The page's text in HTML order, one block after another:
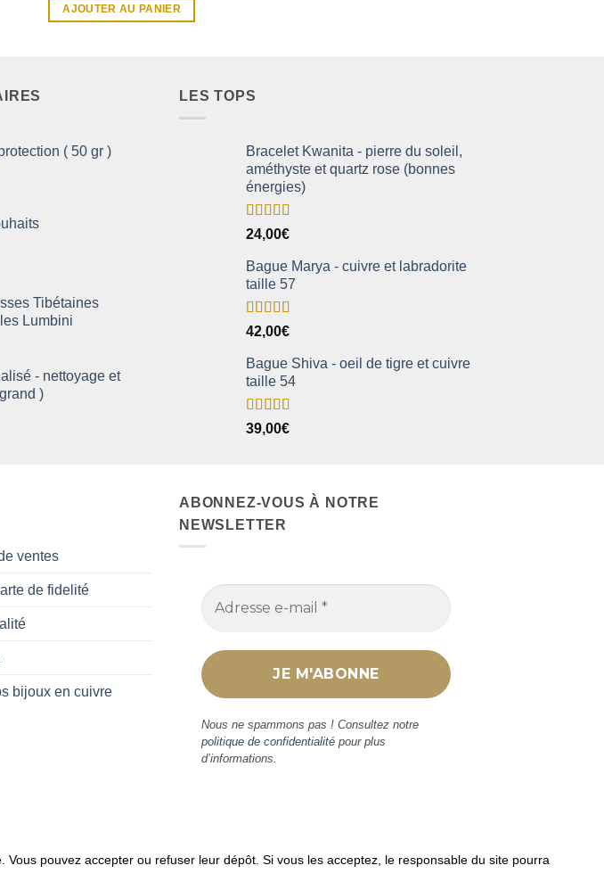
AJOUTER AU PANIER
( 50 gr )
Tibétaines
Lumbini
- nettoyage et
)
LES TOPS
Bracelet Kwanita - pierre du soleil,
améthyste et quartz rose (bonnes
énergies)
Note5.00
sur 5
24,00€
Bague Marya - cuivre et labradorite
taille 57
Note5.00
sur 5
42,00€
Bague Shiva - oeil de tigre et cuivre
taille 54
Note5.00
sur 5
39,00€
ventes
de fidelité
bijoux en cuivre
ABONNEZ-VOUS À NOTRE
NEWSLETTER
Nous ne spammons pas ! Consultez notre
politique de confidentialité pour plus
d’informations.
les conditions requises sur les liens ou produits Amazon mentionnés.
pouvez accepter ou refuser leur dépôt. Si vous les acceptez, le responsable du site pourra